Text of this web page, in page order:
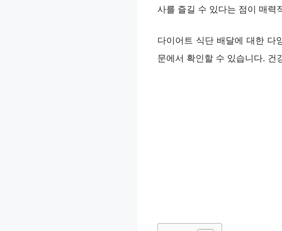
사를 즐길 수 있다는 점이 매력
다이어트 식단 배달에 대한 다
문에서 확인할 수 있습니다. 건